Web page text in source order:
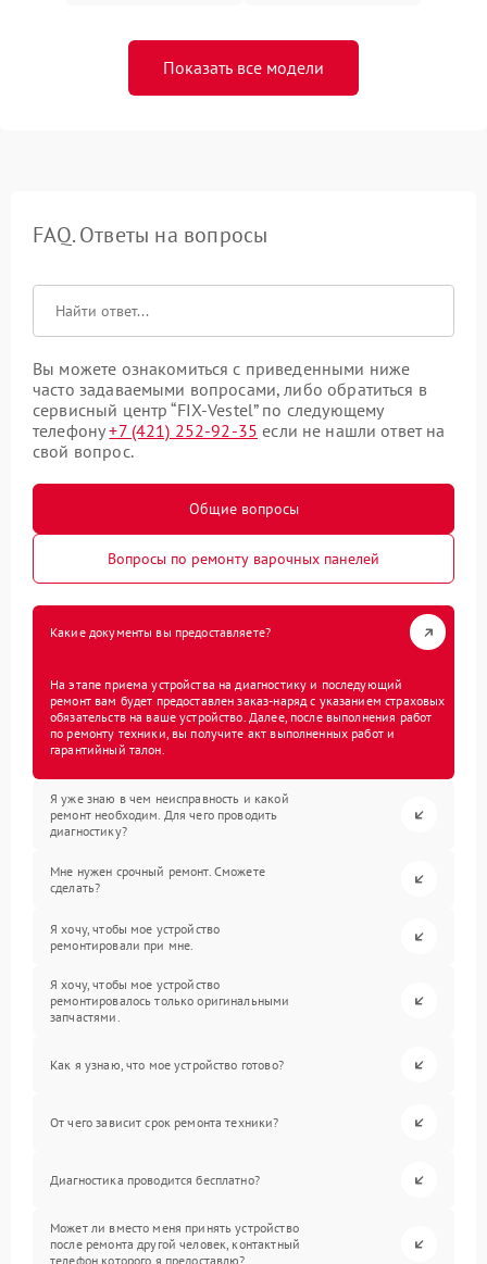
Показать все модели
FAQ. Ответы на вопросы
Вы можете ознакомиться с приведенными ниже
часто задаваемыми вопросами, либо обратиться в
сервисный центр “FIX-Vestel” по следующему
телефону+7 (421) 252-92-35 если не нашли ответ на
свой вопрос.
Общие вопросы
Вопросы по ремонту варочных панелей
Какие документы вы предоставляете?
На этапе приема устройства на диагностику и последующий
ремонт вам будет предоставлен заказ-наряд с указанием страховых
обязательств на ваше устройство. Далее, после выполнения работ
по ремонту техники, вы получите акт выполненных работ и
гарантийный талон.
Я уже знаю в чем неисправность и какой
ремонт необходим. Для чего проводить
диагностику?
Мне нужен срочный ремонт. Сможете
сделать?
Я хочу, чтобы мое устройство
ремонтировали при мне.
Я хочу, чтобы мое устройство
ремонтировалось только оригинальными
запчастями.
Как я узнаю, что мое устройство готово?
От чего зависит срок ремонта техники?
Диагностика проводится бесплатно?
Может ли вместо меня принять устройство
после ремонта другой человек, контактный
телефон которого я предоставлю?